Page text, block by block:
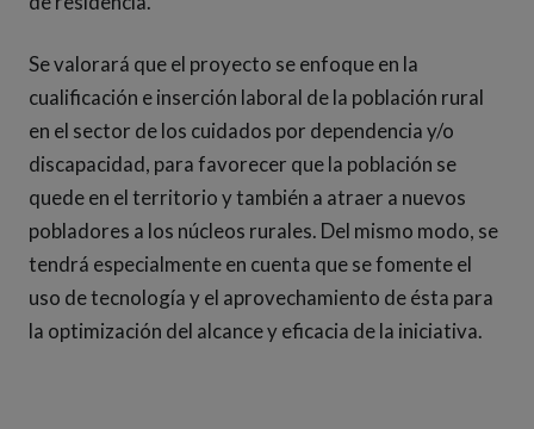
Se valorará que el proyecto se enfoque en la
cualificación e inserción laboral de la población rural
en el sector de los cuidados por dependencia y/o
discapacidad, para favorecer que la población se
quede en el territorio y también a atraer a nuevos
pobladores a los núcleos rurales. Del mismo modo, se
tendrá especialmente en cuenta que se fomente el
uso de tecnología y el aprovechamiento de ésta para
la optimización del alcance y eficacia de la iniciativa.